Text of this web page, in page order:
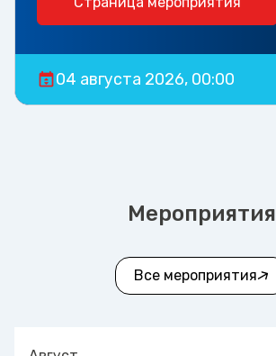
04 августа 2026, 00:00
Мероприятия
Все мероприятия